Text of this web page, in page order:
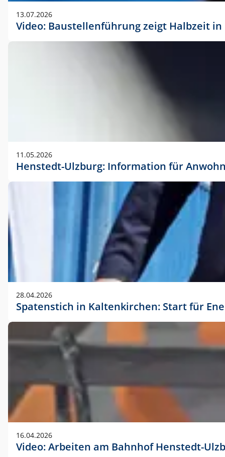
13.07.2026
Video: Baustellenführung zeigt Halbzeit
11.05.2026
Henstedt-Ulzburg: Information für
28.04.2026
Spatenstich in Kaltenkirchen: Start für
16.04.2026
Video: Arbeiten am Bahnhof Henstedt-